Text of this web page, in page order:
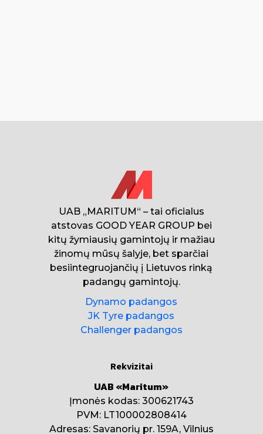
UAB „MARITUM“ – tai oficialus
atstovas GOOD YEAR GROUP bei
kitų žymiausių gamintojų ir mažiau
žinomų mūsų šalyje, bet sparčiai
besiintegruojančių į Lietuvos rinką
padangų gamintojų.
Dynamo padangos
JK Tyre padangos
Challenger padangos
Rekvizitai
UAB «Maritum»
Įmonės kodas: 300621743
PVM: LT100002808414
Adresas: Savanorių pr. 159A, Vilnius